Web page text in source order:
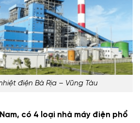
điện Bà Rịa – Vũng Tàu
có 4 loại nhà máy điện phổ